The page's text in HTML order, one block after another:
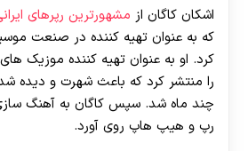
اشکان کاگان از مشهورترین رپرهای
که به عنوان تهیه کننده در صنعت
کرد. او به عنوان تهیه کننده موزیک
را منتشر کرد که باعث شهرت و دیده
چند ماه شد. سپس کاگان به آهنگ
رپ و هیپ هاپ روی آورد.